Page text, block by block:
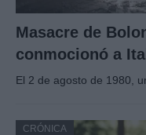
Masacre de
conmocionó a
El 2 de agosto de 1980,
CRÓNICA